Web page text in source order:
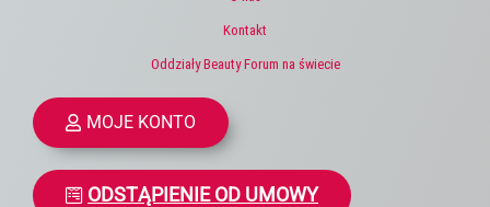
Kontakt
Oddziały Beauty Forum na świecie
MOJE KONTO
ODSTĄPIENIE OD UMOWY